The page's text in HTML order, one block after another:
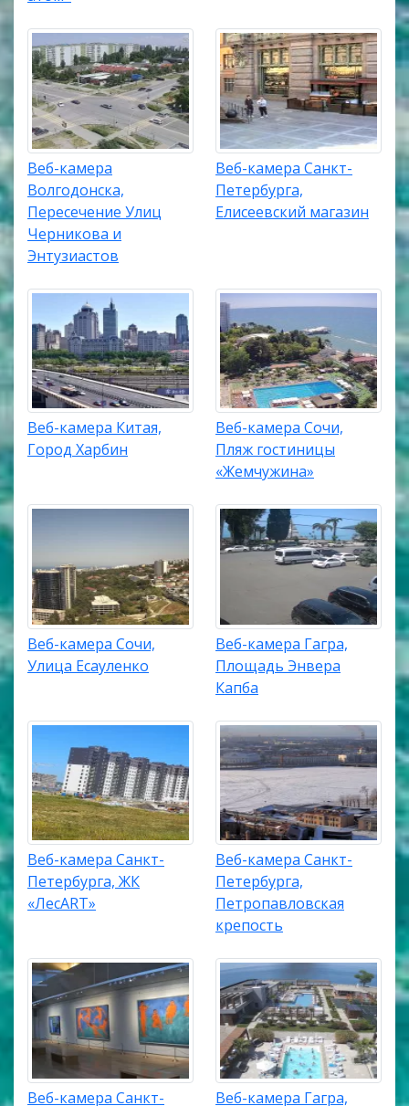
Веб-камера
Волгодонска,
Пересечение Улиц
Черникова и
Энтузиастов
Веб-камера Санкт-
Петербурга,
Елисеевский магазин
Веб-камера Китая,
Город Харбин
Веб-камера Сочи,
Пляж гостиницы
«Жемчужина»
Веб-камера Сочи,
Улица Есауленко
Веб-камера Гагра,
Площадь Энвера
Капба
Веб-камера Санкт-
Петербурга, ЖК
«ЛесART»
Веб-камера Санкт-
Петербурга,
Петропавловская
крепость
Веб-камера Санкт- Веб-камера Гагра,